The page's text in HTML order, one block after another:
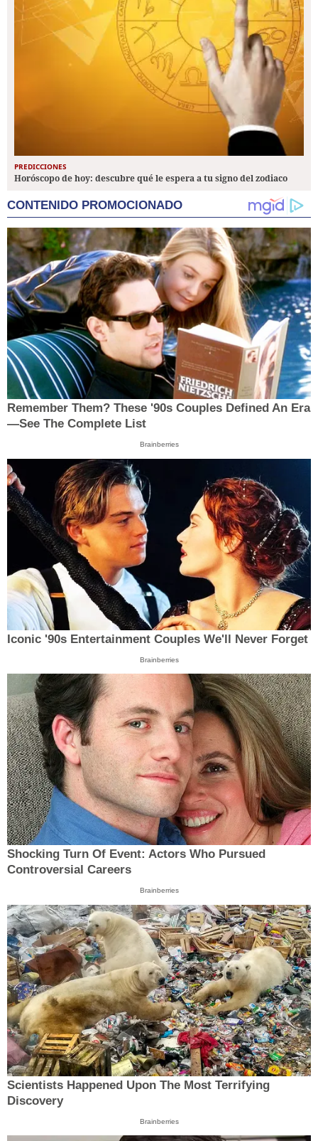
PREDICCIONES
Horóscopo de hoy: descubre qué le espera a tu signo del zodiaco
CONTENIDO PROMOCIONADO
Remember Them? These '90s Couples Defined An Era
—See The Complete List
Brainberries
Iconic '90s Entertainment Couples We'll Never Forget
Brainberries
Shocking Turn Of Event: Actors Who Pursued
Controversial Careers
Brainberries
Scientists Happened Upon The Most Terrifying
Discovery
Brainberries